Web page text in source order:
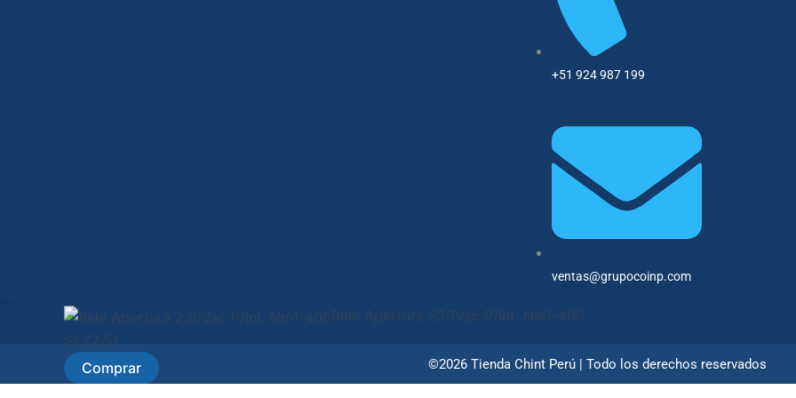
+51 924 987 199
ventas@grupocoinp.com
©2026 Tienda Chint Perú | Todo los derechos reservados
Rele Apertura 230Vac P/Int. Nm1-400
S/ 72.51
Comprar